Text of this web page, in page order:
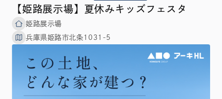
【姫路展示場】夏休みキッズフェスタ
姫路展示場
兵庫県姫路市北条1031-5